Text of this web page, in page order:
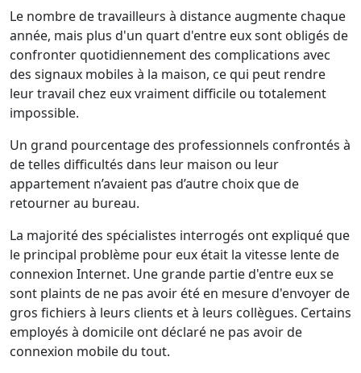
Le nombre de travailleurs à distance augmente chaque
année, mais plus d'un quart d'entre eux sont obligés de
confronter quotidiennement des complications avec
des signaux mobiles à la maison, ce qui peut rendre
leur travail chez eux vraiment difficile ou totalement
impossible.
Un grand pourcentage des professionnels confrontés à
de telles difficultés dans leur maison ou leur
appartement n’avaient pas d’autre choix que de
retourner au bureau.
La majorité des spécialistes interrogés ont expliqué que
le principal problème pour eux était la vitesse lente de
connexion Internet. Une grande partie d'entre eux se
sont plaints de ne pas avoir été en mesure d'envoyer de
gros fichiers à leurs clients et à leurs collègues. Certains
employés à domicile ont déclaré ne pas avoir de
connexion mobile du tout.